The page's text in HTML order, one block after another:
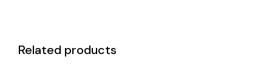
Related products